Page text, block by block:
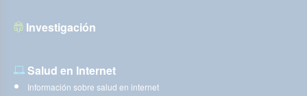
Investigación
Salud en Internet
Información sobre salud en internet